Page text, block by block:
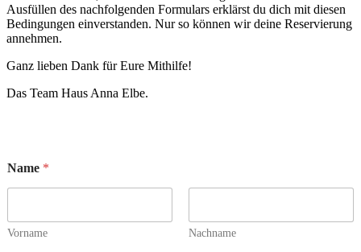
Ausfüllen des nachfolgenden Formulars erklärst du dich mit diesen
Bedingungen einverstanden. Nur so können wir deine Reservierung
annehmen.
Ganz lieben Dank für Eure Mithilfe!
Das Team Haus Anna Elbe.
Name *
Vorname Nachname